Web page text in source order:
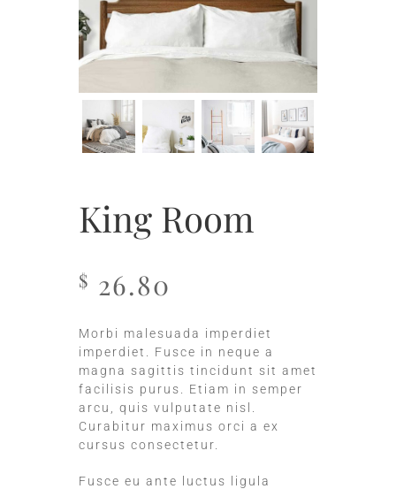
King Room
$ 26.80
Morbi malesuada imperdiet
imperdiet. Fusce in neque a
magna sagittis tincidunt sit amet
facilisis purus. Etiam in semper
arcu, quis vulputate nisl.
Curabitur maximus orci a ex
cursus consectetur.
Fusce eu ante luctus ligula